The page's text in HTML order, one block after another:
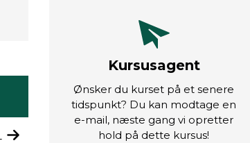
Kursusagent
Ønsker du kurset på et senere
tidspunkt? Du kan modtage en
e-mail, næste gang vi opretter
hold på dette kursus!